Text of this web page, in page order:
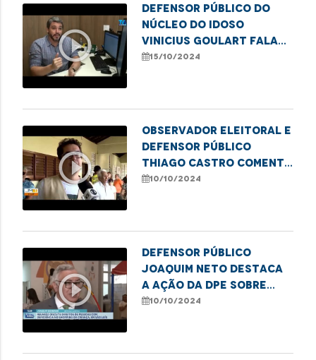
play_circle_outline
Defensor público do
Núcleo do Idoso
Vinicius Goulart fala
sobre a violência
15/10/2024
play_circle_outline
Observador eleitoral e
defensor público
Thiago Castro comenta
sobre as eleições
10/10/2024
play_circle_outline
Defensor público
Joaquim Neto destaca
a ação da DPE sobre
direitos de pessoas
10/10/2024